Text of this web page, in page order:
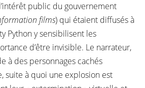
public du gouvernement
films) qui étaient diffusés à
Python y sensibilisent les
d’être invisible. Le narrateur,
à des personnages cachés
suite à quoi une explosion est